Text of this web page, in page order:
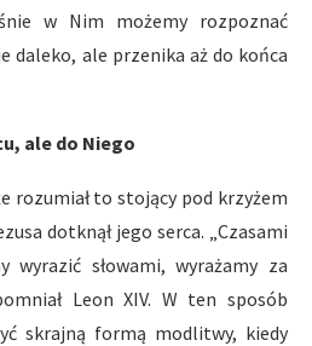
w Nim możemy rozpoznać
daleko, ale przenika aż do końca
ale do Niego
rozumiał to stojący pod krzyżem
dotknął jego serca. „Czasami
słowami, wyrażamy za
Leon XIV. W ten sposób
skrajną formą modlitwy, kiedy